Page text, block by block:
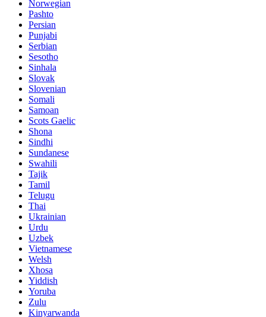
Norwegian
Pashto
Persian
Punjabi
Serbian
Sesotho
Sinhala
Slovak
Slovenian
Somali
Samoan
Scots Gaelic
Shona
Sindhi
Sundanese
Swahili
Tajik
Tamil
Telugu
Thai
Ukrainian
Urdu
Uzbek
Vietnamese
Welsh
Xhosa
Yiddish
Yoruba
Zulu
Kinyarwanda